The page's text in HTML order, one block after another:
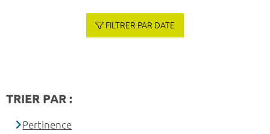
FILTRER PAR DATE
TRIER PAR :
Pertinence